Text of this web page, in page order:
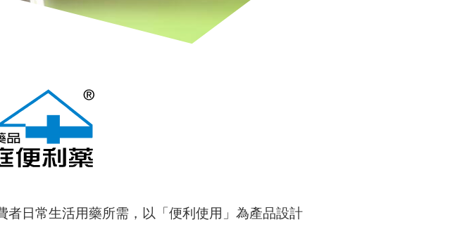
者日常生活用藥所需，以「便利使用」為產品設計